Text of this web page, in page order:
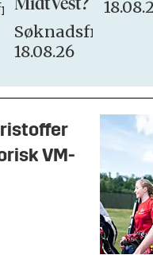
MidtVest?
Søknadsfrist:
18.08.26
VM-